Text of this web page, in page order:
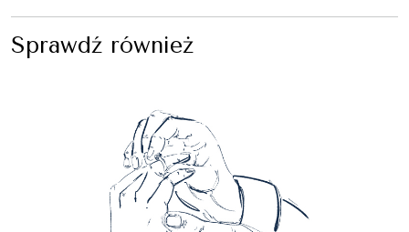
Sprawdź również